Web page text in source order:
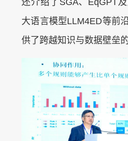
大语言模型LLM4ED等前
供了跨越知识与数据壁垒